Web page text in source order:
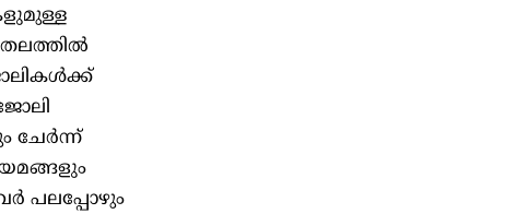
ചേർന്ന്
പലപ്പോഴും